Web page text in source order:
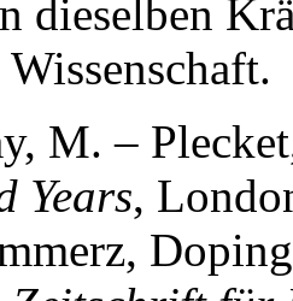
dieselben
M. –
Years,